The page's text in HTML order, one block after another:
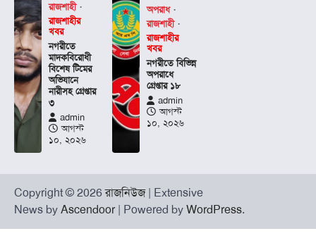
রাজশাহী
রাজশাহীর
খবর
নগরীতে
মাদকবিরোধী
বিশেষ টিমের
অভিযানে
নারীসহ গ্রেপ্তার
৩
admin
আগস্ট
১০, ২০২৬
অপরাধ
রাজশাহী
রাজশাহীর
খবর
নগরীতে বিভিন্ন
অপরাধে
গ্রেপ্তার ১৮
admin
আগস্ট
১০, ২০২৬
Copyright © 2026রাজনিউজ| Extensive
News by Ascendoor| Powered by WordPress.